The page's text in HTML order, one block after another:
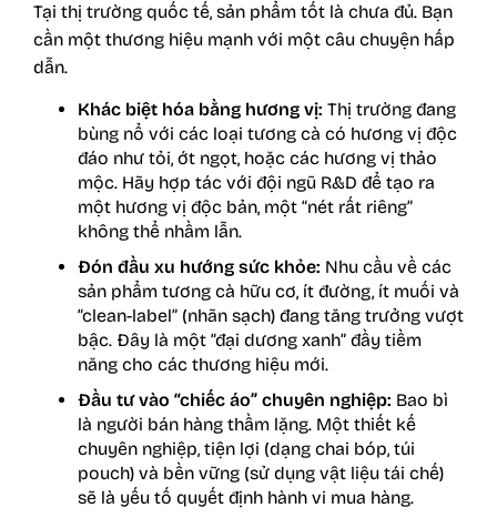
Tại thị trường quốc tế, sản phẩm tốt là chưa đủ. Bạn
cần một thương hiệu mạnh với một câu chuyện hấp
dẫn.
Khác biệt hóa bằng hương vị: Thị trường đang
bùng nổ với các loại tương cà có hương vị độc
đáo như tỏi, ớt ngọt, hoặc các hương vị thảo
mộc. Hãy hợp tác với đội ngũ R&D để tạo ra
một hương vị độc bản, một “nét rất riêng”
không thể nhầm lẫn.
Đón đầu xu hướng sức khỏe: Nhu cầu về các
sản phẩm tương cà hữu cơ, ít đường, ít muối và
“clean-label” (nhãn sạch) đang tăng trưởng vượt
bậc. Đây là một “đại dương xanh” đầy tiềm
năng cho các thương hiệu mới.
Đầu tư vào “chiếc áo” chuyên nghiệp: Bao bì
là người bán hàng thầm lặng. Một thiết kế
chuyên nghiệp, tiện lợi (dạng chai bóp, túi
pouch) và bền vững (sử dụng vật liệu tái chế)
sẽ là yếu tố quyết định hành vi mua hàng.